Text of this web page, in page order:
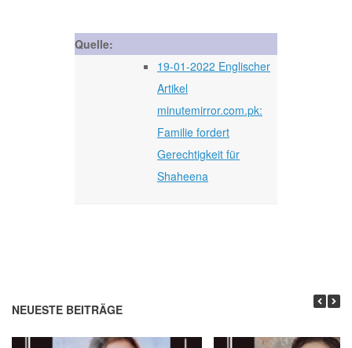
Quelle:
19-01-2022 Englischer
Artikel
minutemirror.com.pk:
Familie fordert
Gerechtigkeit für
Shaheena
NEUESTE BEITRÄGE